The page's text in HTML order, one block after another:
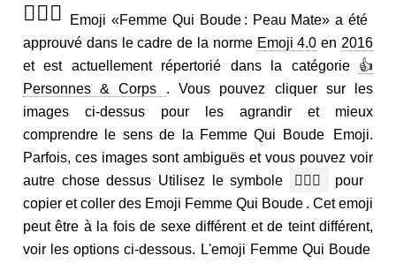
🙎🏾‍♀️
Emoji «Femme Qui Boude : Peau Mate» a été
approuvé dans le cadre de la norme Emoji 4.0 en 2016
et est actuellement répertorié dans la catégorie 👍
Personnes & Corps . Vous pouvez cliquer sur les
images ci-dessus pour les agrandir et mieux
comprendre le sens de la Femme Qui Boude Emoji.
Parfois, ces images sont ambiguës et vous pouvez voir
autre chose dessus Utilisez le symbole
🙎🏾‍♀️
pour
copier et coller des Emoji Femme Qui Boude . Cet emoji
peut être à la fois de sexe différent et de teint différent,
voir les options ci-dessous. L'emoji Femme Qui Boude